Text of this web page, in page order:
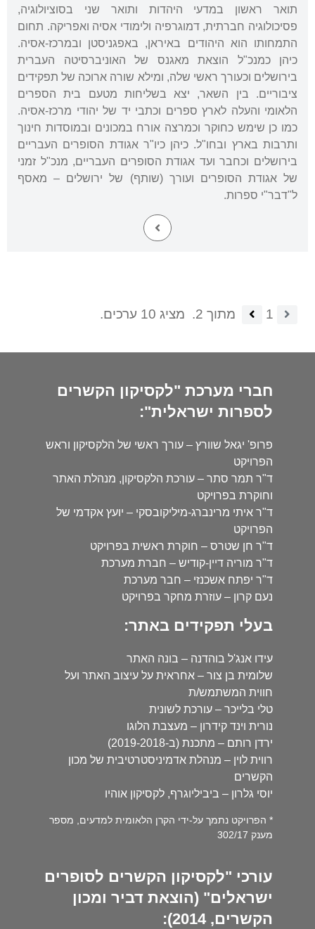
תואר ראשון במדעי היהדות ותואר שני בסוציולוגיה,
פסיכולוגיה חברתית, דמוגרפיה ולימודי אסיה ואפריקה. תחום
התמחותו הוא היהודים באיראן, באפגניסטן ובמרכז-אסיה.
כיהן כמנכ"ל הוצאת מאגנס של האוניברסיטה העברית
בירושלים וכעורך ראשי שלה, ומילא שורה ארוכה של תפקידים
ציבוריים. בין השאר, יצא בשליחות מטעם בית הספרים
הלאומי והעלה לארץ ספרים וכתבי יד של יהודי מרכז-אסיה.
כמו כן שימש כחוקר וכמרצה אורח במכונים ובמוסדות חינוך
ותרבות בארץ ובחו"ל. כיהן כיו"ר אגודת הסופרים העבריים
בירושלים וכחבר ועד אגודת הסופרים העבריים, מנכ"ל זמני
של אגודת הסופרים ועורך (שותף) של ירושלים – מאסף
ל"דבר"י ספרות.
1 מתוך 2. מציג 10 ערכים.
חברי מערכת "לקסיקון הקשרים
לספרות ישראלית":
פרופ' יגאל שוורץ – עורך ראשי של הלקסיקון וראש
הפרויקט
ד"ר תמר סתר – עורכת הלקסיקון, מנהלת האתר
וחוקרת בפרויקט
ד"ר איתי מרינברג-מיליקובסקי – יועץ אקדמי של
הפרויקט
ד"ר חן שטרס – חוקרת ראשית בפרויקט
ד"ר מוריה דיין-קודיש – חברת מערכת
ד"ר יפתח אשכנזי – חבר מערכת
נעם קרון – עוזרת מחקר בפרויקט
בעלי תפקידים באתר:
עידו אנג'ל בוהדנה – בונה האתר
שלומית בן צור – אחראית על עיצוב האתר ועל
חווית המשתמש/ת
טלי בלייכר – עורכת לשונית
נורית וינד קידרון – מעצבת הלוגו
ירדן רותם – מתכנת (ב-2019-2018)
רווית לוין – מנהלת אדמיניסטרטיבית של מכון
הקשרים
יוסי גלרון – ביביליוגרף, לקסיקון אוהיו
* הפרויקט נתמך על-ידי הקרן הלאומית למדעים, מספר
מענק 302/17
עורכי "לקסיקון הקשרים לסופרים
ישראלים" (הוצאת דביר ומכון
הקשרים, 2014):